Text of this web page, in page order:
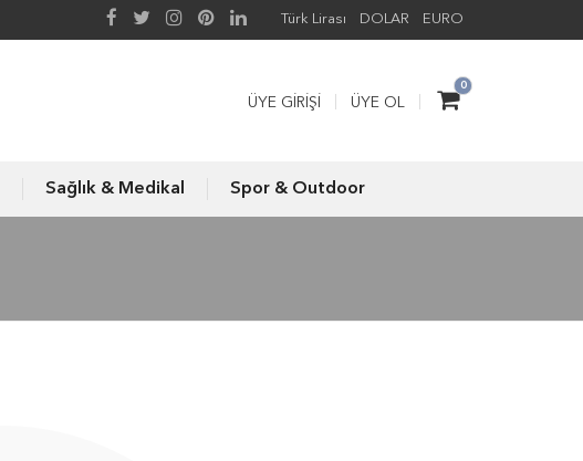
Türk Lirası DOLAR EURO
0
ÜYE GIRIŞI ÜYE OL
Sağlık & Medikal Spor & Outdoor